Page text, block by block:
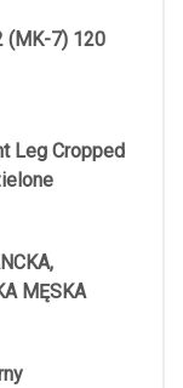
(MK-7) 120
Leg Cropped
MĘSKA